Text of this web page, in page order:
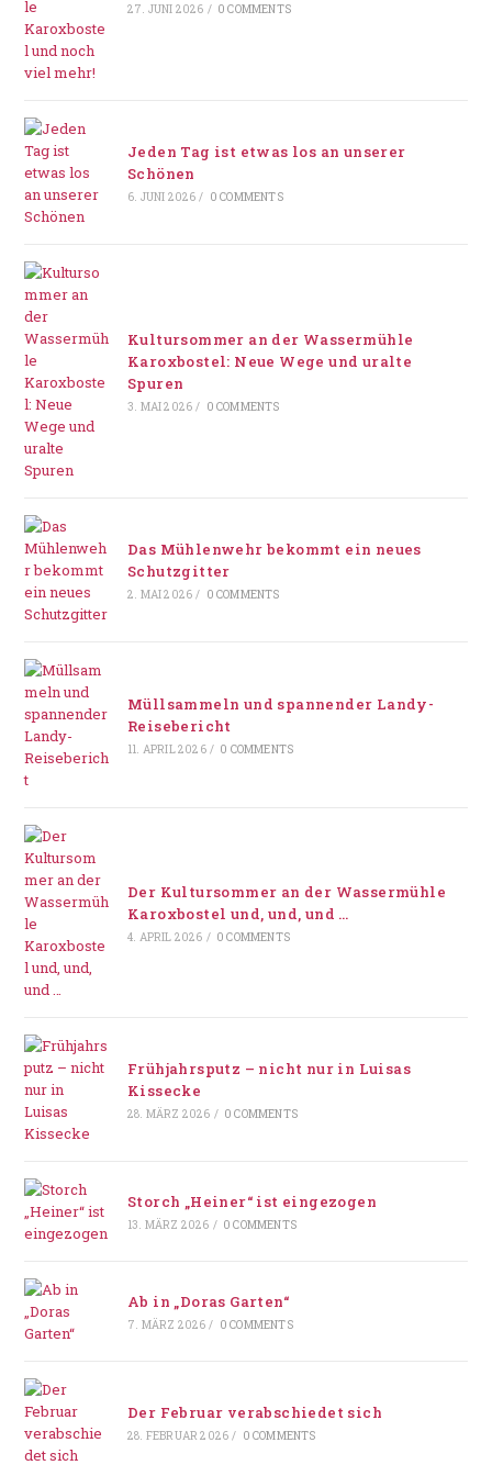
27. JUNI 2026 / 0 COMMENTS
Jeden Tag ist etwas los an unserer
Schönen
6. JUNI 2026 / 0 COMMENTS
Kultursommer an der Wassermühle
Karoxbostel: Neue Wege und uralte
Spuren
3. MAI 2026 / 0 COMMENTS
Das Mühlenwehr bekommt ein neues
Schutzgitter
2. MAI 2026 / 0 COMMENTS
Müllsammeln und spannender Landy-
Reisebericht
11. APRIL 2026 / 0 COMMENTS
Der Kultursommer an der Wassermühle
Karoxbostel und, und, und …
4. APRIL 2026 / 0 COMMENTS
Frühjahrsputz – nicht nur in Luisas
Kissecke
28. MÄRZ 2026 / 0 COMMENTS
Storch „Heiner“ ist eingezogen
13. MÄRZ 2026 / 0 COMMENTS
Ab in „Doras Garten“
7. MÄRZ 2026 / 0 COMMENTS
Der Februar verabschiedet sich
28. FEBRUAR 2026 / 0 COMMENTS